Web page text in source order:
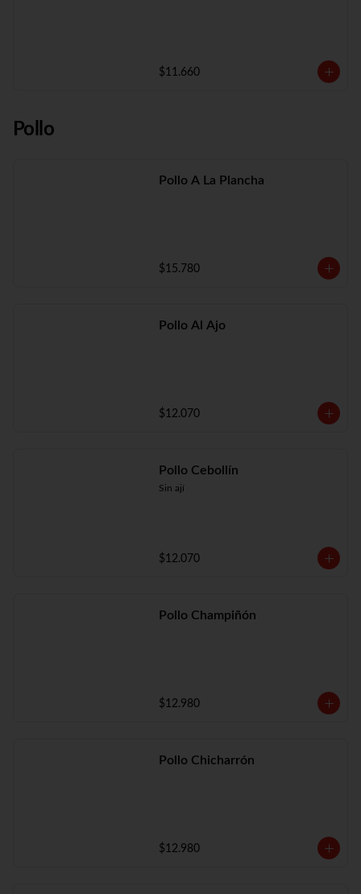
$11.660
Pollo
Pollo A La Plancha
$15.780
Pollo Al Ajo
$12.070
Pollo Cebollín
Sin ají
$12.070
Pollo Champiñón
$12.980
Pollo Chicharrón
$12.980